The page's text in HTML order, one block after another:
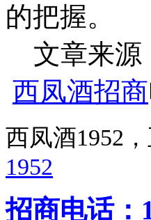
的把握。
文章来源
西凤酒招商
西凤酒1952
1952
招商电话：